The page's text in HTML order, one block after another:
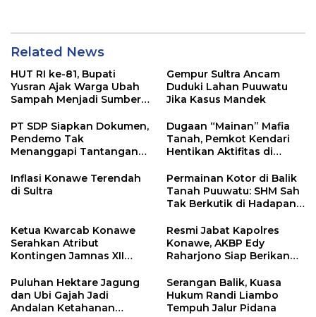
Related News
HUT RI ke-81, Bupati
Yusran Ajak Warga Ubah
Sampah Menjadi Sumber
Gempur Sultra Ancam
Duduki Lahan Puuwatu
Jika Kasus Mandek
PT SDP Siapkan Dokumen,
Pendemo Tak
Menanggapi Tantangan
Dugaan “Mainan” Mafia
Tanah, Pemkot Kendari
Hentikan Aktifitas di
Inflasi Konawe Terendah
di Sultra
Permainan Kotor di Balik
Tanah Puuwatu: SHM Sah
Tak Berkutik di Hadapan
Ketua Kwarcab Konawe
Serahkan Atribut
Kontingen Jamnas XII
Resmi Jabat Kapolres
Konawe, AKBP Edy
Raharjono Siap Berikan
Puluhan Hektare Jagung
dan Ubi Gajah Jadi
Andalan Ketahanan
Serangan Balik, Kuasa
Hukum Randi Liambo
Tempuh Jalur Pidana